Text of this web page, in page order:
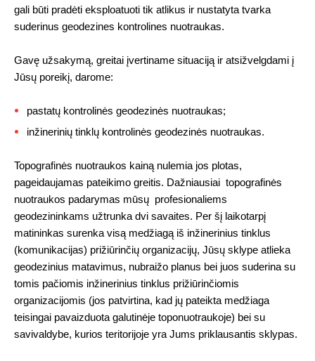
gali būti pradėti eksploatuoti tik atlikus ir nustatyta tvarka
suderinus geodezines kontrolines nuotraukas.
Gavę užsakymą, greitai įvertiname situaciją ir atsižvelgdami į
Jūsų poreikį, darome:
pastatų kontrolinės geodezinės nuotraukas;
inžinerinių tinklų kontrolinės geodezinės nuotraukas.
Topografinės nuotraukos kainą nulemia jos plotas,
pageidaujamas pateikimo greitis. Dažniausiai topografinės
nuotraukos padarymas mūsų profesionaliems
geodezininkams užtrunka dvi savaites. Per šį laikotarpį
matininkas surenka visą medžiagą iš inžinerinius tinklus
(komunikacijas) prižiūrinčių organizacijų, Jūsų sklype atlieka
geodezinius matavimus, nubraižo planus bei juos suderina su
tomis pačiomis inžinerinius tinklus prižiūrinčiomis
organizacijomis (jos patvirtina, kad jų pateikta medžiaga
teisingai pavaizduota galutinėje toponuotraukoje) bei su
savivaldybe, kurios teritorijoje yra Jums priklausantis sklypas.